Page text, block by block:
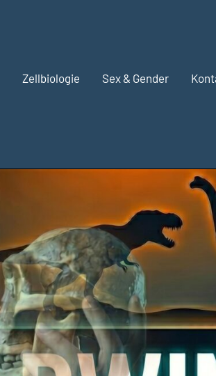
Zellbiologie Sex & Gender